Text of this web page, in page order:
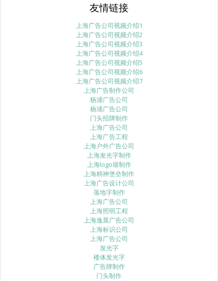
友情链接
上海广告公司视频介绍1
上海广告公司视频介绍2
上海广告公司视频介绍3
上海广告公司视频介绍4
上海广告公司视频介绍5
上海广告公司视频介绍6
上海广告公司视频介绍7
上海广告制作公司
杨浦广告公司
杨浦广告公司
门头招牌制作
上海广告公司
上海广告工程
上海户外广告公司
上海发光字制作
上海logo墙制作
上海精神堡垒制作
上海广告设计公司
落地字制作
上海广告公司
上海照明工程
上海逸晨广告公司
上海标识公司
上海广告公司
发光字
楼体发光字
广告牌制作
门头制作